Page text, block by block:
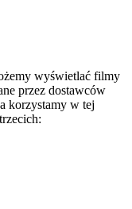
wyświetlać filmy
przez dostawców
korzystamy w tej